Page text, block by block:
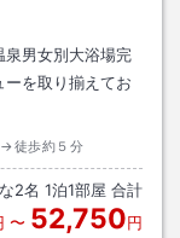
泉男女別大浴場完
を取り揃えてお
→徒歩約５分
2名 1泊1部屋 合計
〜 52,750円